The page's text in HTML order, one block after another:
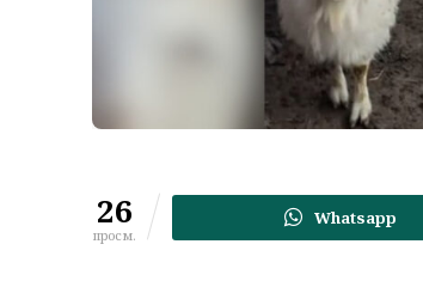
26
просм.
Whatsapp